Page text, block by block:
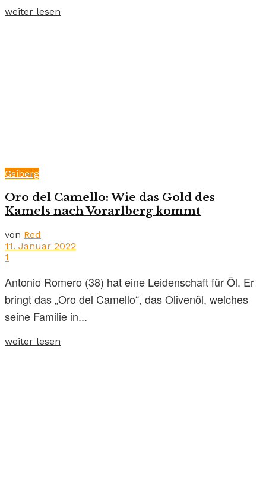
weiter lesen
Gsiberg
Oro del Camello: Wie das Gold des
Kamels nach Vorarlberg kommt
von Red
11. Januar 2022
1
Antonio Romero (38) hat eine Leidenschaft für Öl. Er
bringt das „Oro del Camello“, das Olivenöl, welches
seine Familie in...
weiter lesen